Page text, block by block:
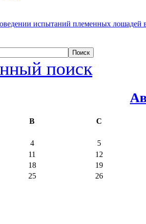
испытаний племенных лошадей
поиск
В С
4
5
11
12
18
19
25
26